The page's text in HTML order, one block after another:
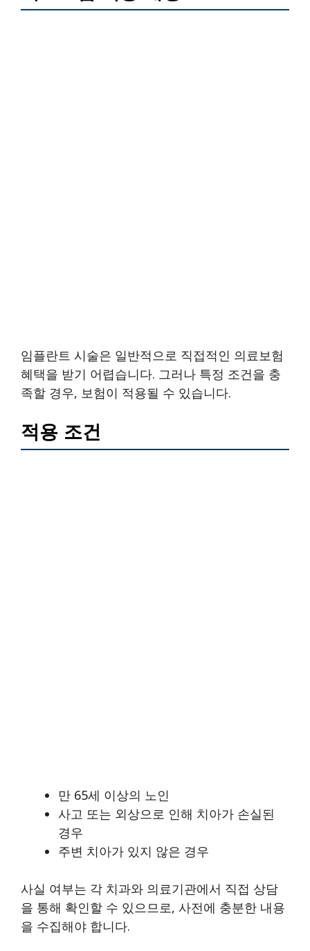
임플란트 시술은 일반적으로 직접적인 의료보험
혜택을 받기 어렵습니다. 그러나 특정 조건을 충
족할 경우, 보험이 적용될 수 있습니다.
적용 조건
만 65세 이상의 노인
사고 또는 외상으로 인해 치아가 손실된
경우
주변 치아가 있지 않은 경우
사실 여부는 각 치과와 의료기관에서 직접 상담
을 통해 확인할 수 있으므로, 사전에 충분한 내용
을 수집해야 합니다.